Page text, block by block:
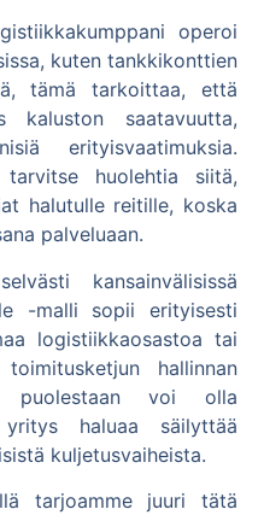
operoi
kuten tankkikonttien
tämä tarkoittaa, että
kaluston saatavuutta,
erityisvaatimuksia.
huolehtia siitä,
halutulle reitille, koska
palveluaan.
kansainvälisissä
-malli sopii erityisesti
logistiikkaosastoa tai
hallinnan
puolestaan voi olla
haluaa säilyttää
kuljetusvaiheista.
tarjoamme juuri tätä